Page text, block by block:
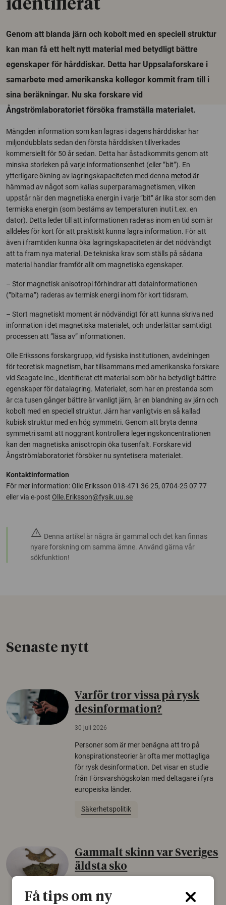
identifierat
Genom att blanda järn och kobolt med en speciell struktur
kan man få ett helt nytt material med betydligt bättre
egenskaper för hårddiskar. Detta har Uppsalaforskare i
samarbete med amerikanska kollegor kommit fram till i
sina beräkningar. Nu ska forskare vid
Ångströmlaboratoriet försöka framställa materialet.
Mängden information som kan lagras i dagens hårddiskar har
miljondubblats sedan den första hårddisken tillverkades
kommersiellt för 50 år sedan. Detta har åstadkommits genom att
minska storleken på varje informationsenhet (eller ”bit”). En
ytterligare ökning av lagringskapaciteten med denna metod är
hämmad av något som kallas superparamagnetismen, vilken
uppstår när den magnetiska energin i varje ”bit” är lika stor som den
termiska energin (som bestäms av temperaturen inuti t.ex. en
dator). Detta leder till att informationen raderas inom en tid som är
alldeles för kort för att praktiskt kunna lagra information. För att
även i framtiden kunna öka lagringskapaciteten är det nödvändigt
att ta fram nya material. De tekniska krav som ställs på sådana
material handlar framför allt om magnetiska egenskaper.
– Stor magnetisk anisotropi förhindrar att datainformationen
(”bitarna”) raderas av termisk energi inom för kort tidsram.
– Stort magnetiskt moment är nödvändigt för att kunna skriva ned
information i det magnetiska materialet, och underlättar samtidigt
processen att ”läsa av” informationen.
Olle Erikssons forskargrupp, vid fysiska institutionen, avdelningen
för teoretisk magnetism, har tillsammans med amerikanska forskare
vid Seagate Inc., identifierat ett material som bör ha betydligt bättre
egenskaper för datalagring. Materialet, som har en prestanda som
är c:a tusen gånger bättre är vanligt järn, är en blandning av järn och
kobolt med en speciell struktur. Järn har vanligtvis en så kallad
kubisk struktur med en hög symmetri. Genom att bryta denna
symmetri samt att noggrant kontrollera legeringskoncentrationen
kan den magnetiska anisotropin öka tusenfalt. Forskare vid
Ångströmlaboratoriet försöker nu syntetisera materialet.
Kontaktinformation
För mer information: Olle Eriksson 018-471 36 25, 0704-25 07 77
eller via e-post Olle.Eriksson@fysik.uu.se
warning Denna artikel är några år gammal och det kan finnas
nyare forskning om samma ämne. Använd gärna vår
sökfunktion!
Senaste nytt
Varför tror vissa på rysk
desinformation?
30 juli 2026
Personer som är mer benägna att tro på
konspirationsteorier är ofta mer mottagliga
för rysk desinformation. Det visar en studie
från Försvarshögskolan med deltagare i fyra
europeiska länder.
Säkerhetspolitik
Gammalt skinn var Sveriges
äldsta sko
Det som arkeologer länge trodde var en
Få tips om ny